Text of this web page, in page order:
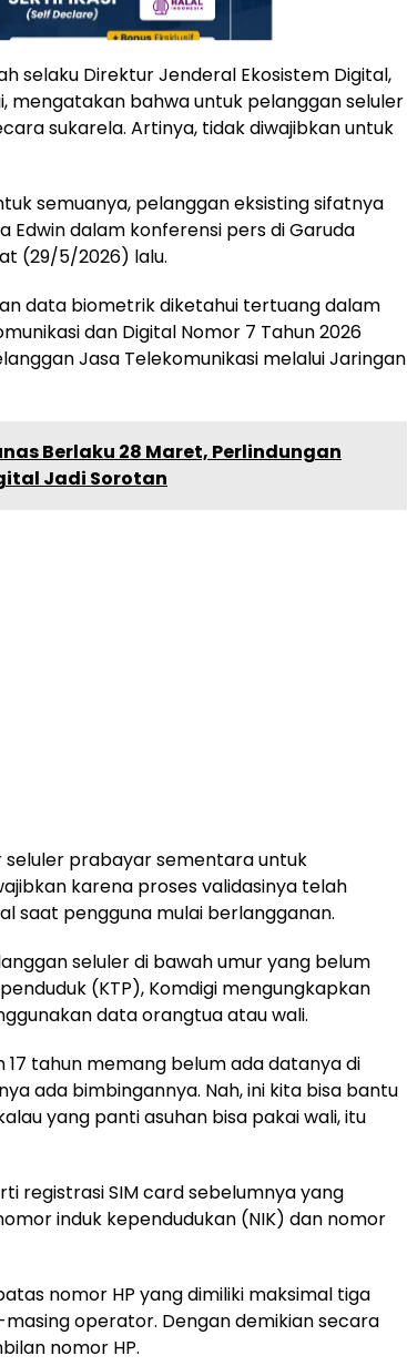
selaku Direktur Jenderal Ekosistem Digital,
mengatakan bahwa untuk pelanggan seluler
sukarela. Artinya, tidak diwajibkan untuk
semuanya, pelanggan eksisting sifatnya
Edwin dalam konferensi pers di Garuda
(29/5/2026) lalu.
data biometrik diketahui tertuang dalam
dan Digital Nomor 7 Tahun 2026
Jasa Telekomunikasi melalui Jaringan
Berlaku 28 Maret, Perlindungan
Jadi Sorotan
seluler prabayar sementara untuk
karena proses validasinya telah
saat pengguna mulai berlangganan.
seluler di bawah umur yang belum
(KTP), Komdigi mengungkapkan
data orangtua atau wali.
17 tahun memang belum ada datanya di
ada bimbingannya. Nah, ini kita bisa bantu
yang panti asuhan bisa pakai wali, itu
registrasi SIM card sebelumnya yang
induk kependudukan (NIK) dan nomor
nomor HP yang dimiliki maksimal tiga
operator. Dengan demikian secara
nomor HP.